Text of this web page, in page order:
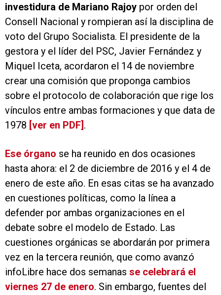
investidura de Mariano Rajoy por orden del
Consell Nacional y rompieran así la disciplina de
voto del Grupo Socialista. El presidente de la
gestora y el líder del PSC, Javier Fernández y
Miquel Iceta, acordaron el 14 de noviembre
crear una comisión que proponga cambios
sobre el protocolo de colaboración que rige los
vínculos entre ambas formaciones y que data de
1978 [ver en PDF] .
Ese órgano se ha reunido en dos ocasiones
hasta ahora: el 2 de diciembre de 2016 y el 4 de
enero de este año. En esas citas se ha avanzado
en cuestiones políticas, como la línea a
defender por ambas organizaciones en el
debate sobre el modelo de Estado. Las
cuestiones orgánicas se abordarán por primera
vez en la tercera reunión, que como avanzó
infoLibre hace dos semanas se celebrará el
viernes 27 de enero. Sin embargo, fuentes del